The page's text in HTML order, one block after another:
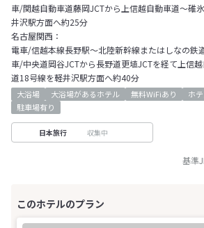
車/関越自動車道藤岡JCTから上信越自動車道～碓
井沢駅方面へ約25分
名古屋関西：
電車/信越本線長野駅～北陸新幹線またはしなの鉄
車/中央道岡谷JCTから長野道更埴JCTを経て上信
道18号線を軽井沢駅方面へ約40分
大浴場 大浴場があるホテル 無料WiFiあり ホ
駐車場有り
日本旅行 収集中
基準